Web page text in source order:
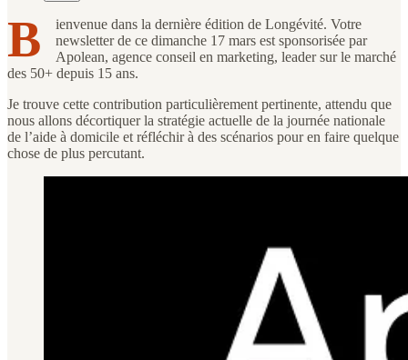
B
ienvenue dans la dernière édition de Longévité. Votre
newsletter de ce dimanche 17 mars est sponsorisée par
Apolean, agence conseil en marketing, leader sur le marché
des 50+ depuis 15 ans.
Je trouve cette contribution particulièrement pertinente, attendu que
nous allons décortiquer la stratégie actuelle de la journée nationale
de l’aide à domicile et réfléchir à des scénarios pour en faire quelque
chose de plus percutant.